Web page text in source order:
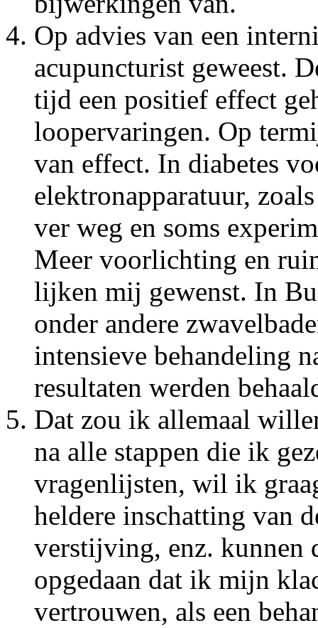
Op advies van een
acupuncturist geweest.
tijd een positief effect
loopervaringen. Op
van effect. In diabetes
elektronapparatuur,
ver weg en soms
Meer voorlichting en
lijken mij gewenst. In
onder andere
intensieve behandeling
resultaten werden
Dat zou ik allemaal
na alle stappen die ik
vragenlijsten, wil ik
heldere inschatting van
verstijving, enz. kunnen
opgedaan dat ik mijn
vertrouwen, als een